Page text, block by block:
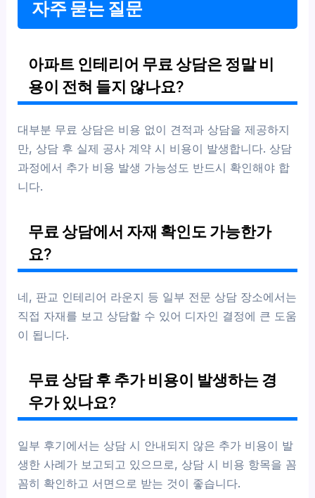
자주 묻는 질문
아파트 인테리어 무료 상담은 정말 비
용이 전혀 들지 않나요?
대부분 무료 상담은 비용 없이 견적과 상담을 제공하지
만, 상담 후 실제 공사 계약 시 비용이 발생합니다. 상담
과정에서 추가 비용 발생 가능성도 반드시 확인해야 합
니다.
무료 상담에서 자재 확인도 가능한가
요?
네, 판교 인테리어 라운지 등 일부 전문 상담 장소에서는
직접 자재를 보고 상담할 수 있어 디자인 결정에 큰 도움
이 됩니다.
무료 상담 후 추가 비용이 발생하는 경
우가 있나요?
일부 후기에서는 상담 시 안내되지 않은 추가 비용이 발
생한 사례가 보고되고 있으므로, 상담 시 비용 항목을 꼼
꼼히 확인하고 서면으로 받는 것이 좋습니다.